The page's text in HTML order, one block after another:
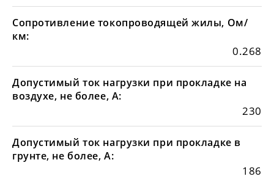
Сопротивление токопроводящей жилы, Ом/
км:
0.268
Допустимый ток нагрузки при прокладке на
воздухе, не более, А:
230
Допустимый ток нагрузки при прокладке в
грунте, не более, А:
186